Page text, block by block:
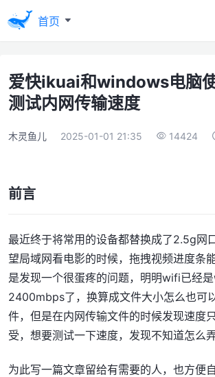
首页
爱快ikuai和windows电脑
测试内网传输速度
木灵鱼儿 2025-01-01 21:35 14424
前言
最近终于将常用的设备都替换成了2.5g网
望局域网看电影的时候，拖拽视频进度条
是发现一个很蛋疼的问题，明明wifi已经是
2400mbps了，换算成文件大小怎么也可
件，但是在内网传输文件的时候发现速度
受，想要测试一下速度，发现不知道怎么弄
为此写一篇文章留给有需要的人，也方便